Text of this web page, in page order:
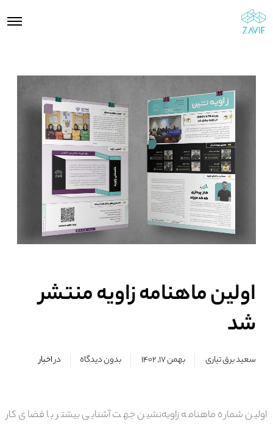
اولین ماهنامه زاویه منتشر
شد
سعید برق تیاری بهمن ۱۷, ۱۴۰۲ بدون دیدگاه دراخبار
اولین شماره ماهنامه زاویه‌نشین جهت آشنایی بیشتر با فضای کار